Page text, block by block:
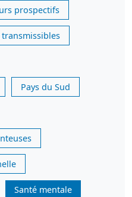
prospectifs
Pays du Sud
Santé mentale